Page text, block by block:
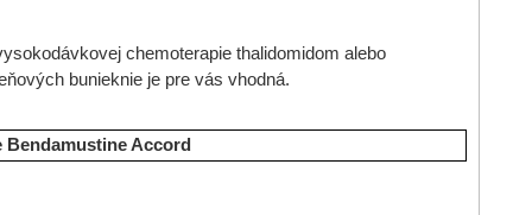
chemoterapie thalidomidom alebo
bunieknie je pre vás vhodná.
Accord